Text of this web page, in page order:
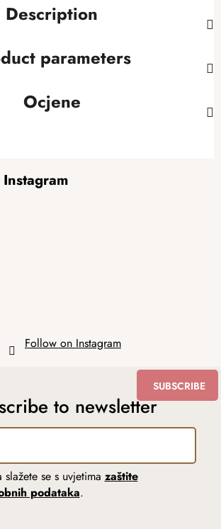
Description
parameters
Ocjene
Instagram
Follow on Instagram
to newsletter
se s uvjetima zaštite
podataka.
SUBSCRIBE